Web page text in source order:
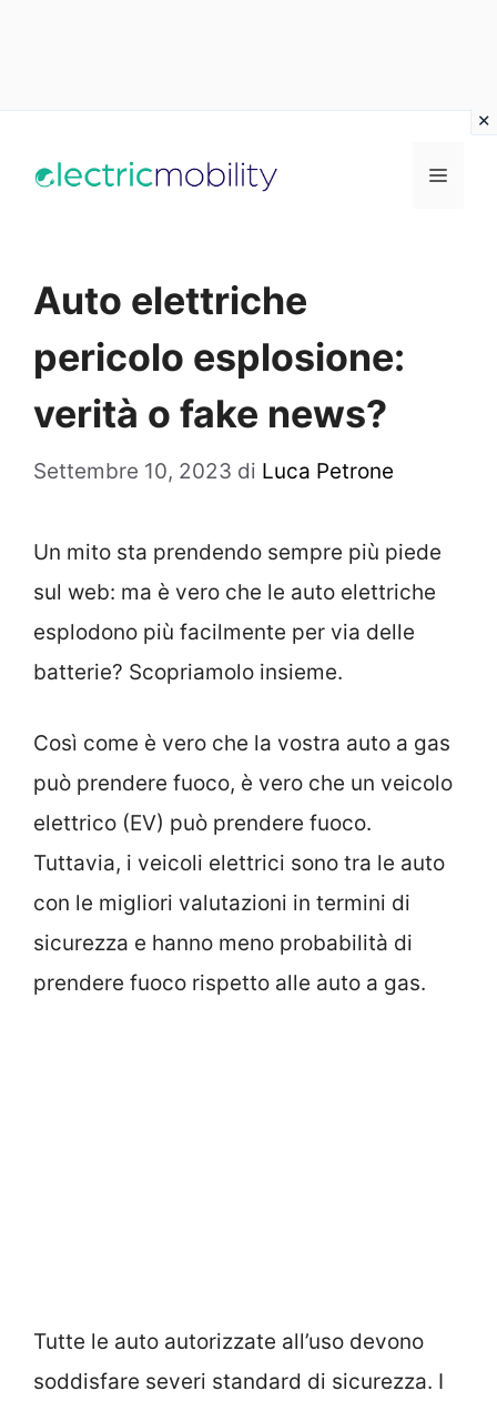
Menu
Auto elettriche
pericolo esplosione:
verità o fake news?
Settembre 10, 2023 di Luca Petrone
Un mito sta prendendo sempre più piede
sul web: ma è vero che le auto elettriche
esplodono più facilmente per via delle
batterie? Scopriamolo insieme.
Così come è vero che la vostra auto a gas
può prendere fuoco, è vero che un veicolo
elettrico (EV) può prendere fuoco.
Tuttavia, i veicoli elettrici sono tra le auto
con le migliori valutazioni in termini di
sicurezza e hanno meno probabilità di
prendere fuoco rispetto alle auto a gas.
Tutte le auto autorizzate all’uso devono
soddisfare severi standard di sicurezza. I